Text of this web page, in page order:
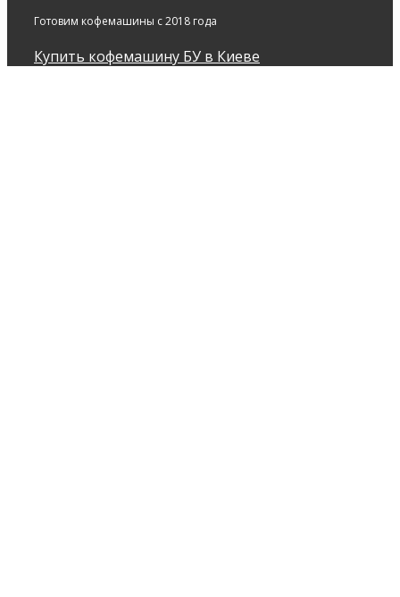
Готовим кофемашины с 2018 года
Купить кофемашину БУ в Киеве